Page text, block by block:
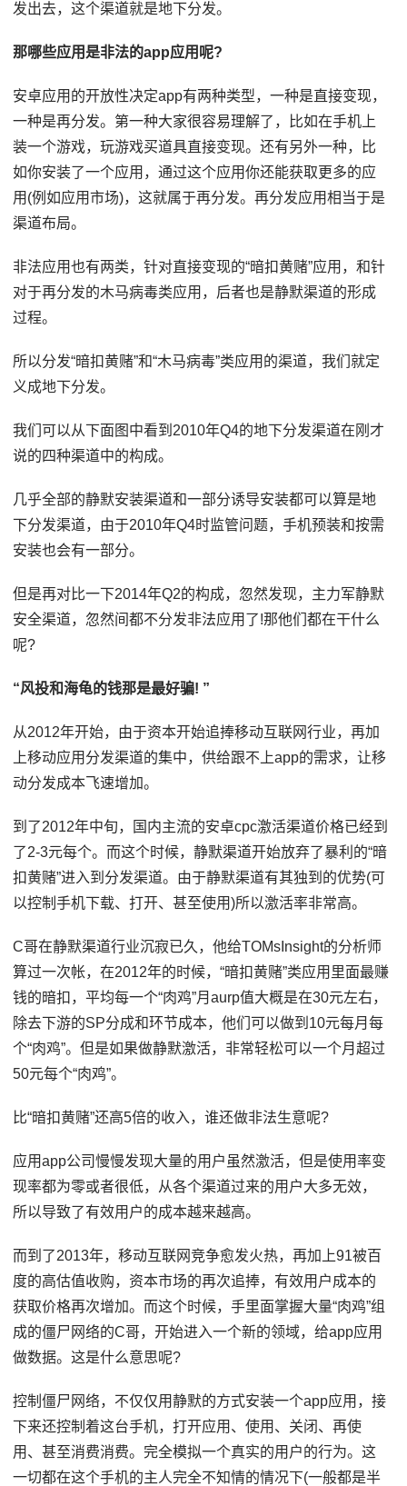
发出去，这个渠道就是地下分发。
那哪些应用是非法的app应用呢?
安卓应用的开放性决定app有两种类型，一种是直接变现，
一种是再分发。第一种大家很容易理解了，比如在手机上
装一个游戏，玩游戏买道具直接变现。还有另外一种，比
如你安装了一个应用，通过这个应用你还能获取更多的应
用(例如应用市场)，这就属于再分发。再分发应用相当于是
渠道布局。
非法应用也有两类，针对直接变现的“暗扣黄赌”应用，和针
对于再分发的木马病毒类应用，后者也是静默渠道的形成
过程。
所以分发“暗扣黄赌”和“木马病毒”类应用的渠道，我们就定
义成地下分发。
我们可以从下面图中看到2010年Q4的地下分发渠道在刚才
说的四种渠道中的构成。
几乎全部的静默安装渠道和一部分诱导安装都可以算是地
下分发渠道，由于2010年Q4时监管问题，手机预装和按需
安装也会有一部分。
但是再对比一下2014年Q2的构成，忽然发现，主力军静默
安全渠道，忽然间都不分发非法应用了!那他们都在干什么
呢?
“风投和海龟的钱那是最好骗! ”
从2012年开始，由于资本开始追捧移动互联网行业，再加
上移动应用分发渠道的集中，供给跟不上app的需求，让移
动分发成本飞速增加。
到了2012年中旬，国内主流的安卓cpc激活渠道价格已经到
了2-3元每个。而这个时候，静默渠道开始放弃了暴利的“暗
扣黄赌”进入到分发渠道。由于静默渠道有其独到的优势(可
以控制手机下载、打开、甚至使用)所以激活率非常高。
C哥在静默渠道行业沉寂已久，他给TOMsInsight的分析师
算过一次帐，在2012年的时候，“暗扣黄赌”类应用里面最赚
钱的暗扣，平均每一个“肉鸡”月aurp值大概是在30元左右，
除去下游的SP分成和环节成本，他们可以做到10元每月每
个“肉鸡”。但是如果做静默激活，非常轻松可以一个月超过
50元每个“肉鸡”。
比“暗扣黄赌”还高5倍的收入，谁还做非法生意呢?
应用app公司慢慢发现大量的用户虽然激活，但是使用率变
现率都为零或者很低，从各个渠道过来的用户大多无效，
所以导致了有效用户的成本越来越高。
而到了2013年，移动互联网竞争愈发火热，再加上91被百
度的高估值收购，资本市场的再次追捧，有效用户成本的
获取价格再次增加。而这个时候，手里面掌握大量“肉鸡”组
成的僵尸网络的C哥，开始进入一个新的领域，给app应用
做数据。这是什么意思呢?
控制僵尸网络，不仅仅用静默的方式安装一个app应用，接
下来还控制着这台手机，打开应用、使用、关闭、再使
用、甚至消费消费。完全模拟一个真实的用户的行为。这
一切都在这个手机的主人完全不知情的情况下(一般都是半